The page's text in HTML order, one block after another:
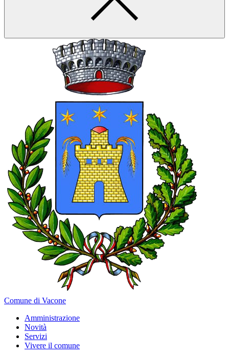
Comune di Vacone
Amministrazione
Novità
Servizi
Vivere il comune